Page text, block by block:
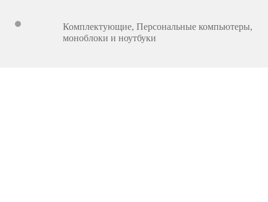
Комплектующие, Персональные компьютеры,
моноблоки и ноутбуки